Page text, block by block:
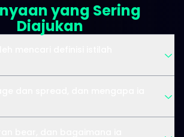
yang Sering
Diajukan